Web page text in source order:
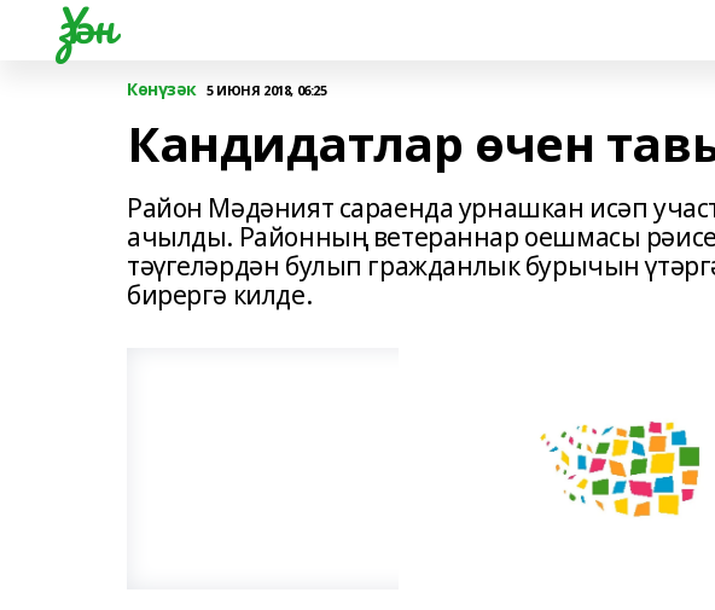
Үзән
Көнүзәк 5 ИЮНЯ 2018, 06:25
Кандидатлар өчен
Район Мәдәният сараенда урнашкан исәп
ачылды. Районның ветераннар оешмасы
тәүгеләрдән булып гражданлык бурычын
бирергә килде.